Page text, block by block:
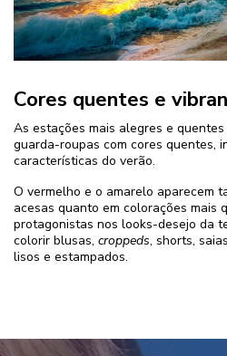
Cores quentes e
As estações mais alegres e
guarda-roupas com cores quentes,
características do verão.
O vermelho e o amarelo aparecem
acesas quanto em colorações mais
protagonistas nos looks-desejo da
colorir blusas, croppeds, shorts,
lisos e estampados.